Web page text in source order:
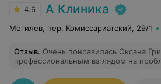
4.6 А Клиника
Могилев, пер. Комиссариатский, 29/1
Отзыв. Очень понравилась Оксана
профессиональным взглядом на
таблетки! А я принимала различные сложные